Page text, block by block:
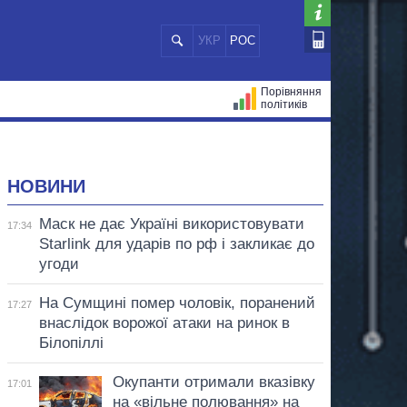
УКР РОС
Порівняння
політиків
НОВИНИ
17:34
Маск не дає Україні використовувати
Starlink для ударів по рф і закликає до
угоди
17:27
На Сумщині помер чоловік, поранений
внаслідок ворожої атаки на ринок в
Білопіллі
17:01
Окупанти отримали вказівку
на «вільне полювання» на